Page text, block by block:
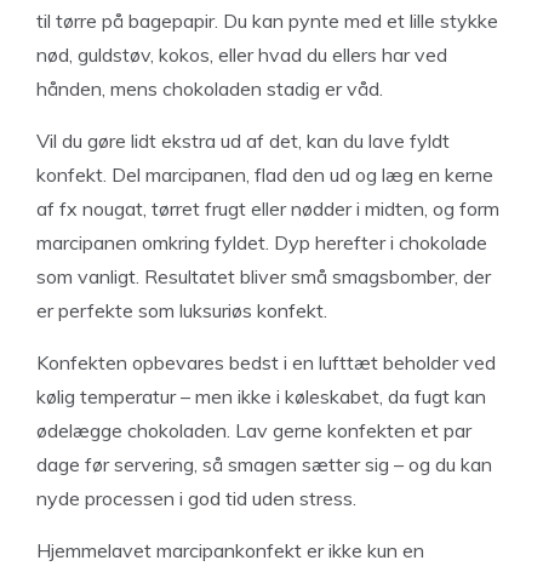
til tørre på bagepapir. Du kan pynte med et lille stykke
nød, guldstøv, kokos, eller hvad du ellers har ved
hånden, mens chokoladen stadig er våd.
Vil du gøre lidt ekstra ud af det, kan du lave fyldt
konfekt. Del marcipanen, flad den ud og læg en kerne
af fx nougat, tørret frugt eller nødder i midten, og form
marcipanen omkring fyldet. Dyp herefter i chokolade
som vanligt. Resultatet bliver små smagsbomber, der
er perfekte som luksuriøs konfekt.
Konfekten opbevares bedst i en lufttæt beholder ved
kølig temperatur – men ikke i køleskabet, da fugt kan
ødelægge chokoladen. Lav gerne konfekten et par
dage før servering, så smagen sætter sig – og du kan
nyde processen i god tid uden stress.
Hjemmelavet marcipankonfekt er ikke kun en